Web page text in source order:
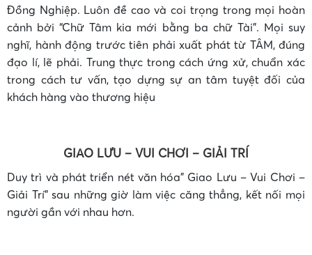
•
Đồng Nghiệp. Luôn đề cao và coi trọng trong mọi hoàn
cảnh bởi “Chữ Tâm kia mới bằng ba chữ Tài”. Mọi suy
nghĩ, hành động trước tiên phải xuất phát từ TÂM, đúng
đạo lí, lẽ phải. Trung thực trong cách ứng xử, chuẩn xác
trong cách tư vấn, tạo dựng sự an tâm tuyệt đối của
khách hàng vào thương hiệu
GIAO LƯU – VUI CHƠI – GIẢI TRÍ
Duy trì và phát triển nét văn hóa” Giao Lưu – Vui Chơi –
Giải Trí” sau những giờ làm việc căng thẳng, kết nối mọi
người gần với nhau hơn.